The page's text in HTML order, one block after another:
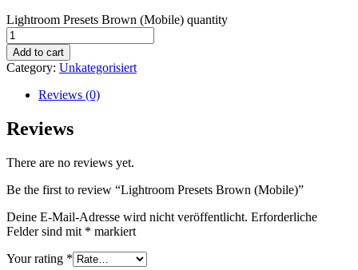
Lightroom Presets Brown (Mobile) quantity
Add to cart
Category: Unkategorisiert
Reviews (0)
Reviews
There are no reviews yet.
Be the first to review “Lightroom Presets Brown (Mobile)”
Deine E-Mail-Adresse wird nicht veröffentlicht. Erforderliche
Felder sind mit * markiert
Your rating *